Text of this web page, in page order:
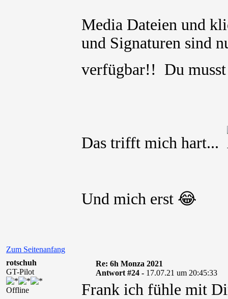
Media Dateien und
und Signaturen sind
verfügbar!! Du
Das trifft mich hart...
Und mich erst 😂
Zum Seitenanfang
rotschuh
GT-Pilot
Offline
Re: 6h Monza 2021
Antwort #24 - 17.07.21 um 20:45:33
Frank ich fühle mit